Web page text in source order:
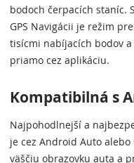
bodoch čerpacích staníc.
GPS Navigácii je režim
tisícmi nabíjacích bodov
priamo cez aplikáciu.
Kompatibilná s
Najpohodlnejší a
je cez Android Auto
väščiu obrazovku auta a